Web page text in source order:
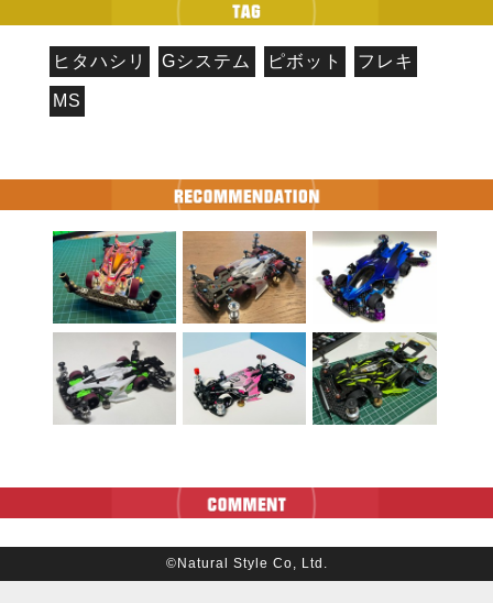
ヒタハシリ Gシステム ピボット フレキ
MS
©Natural Style Co, Ltd.